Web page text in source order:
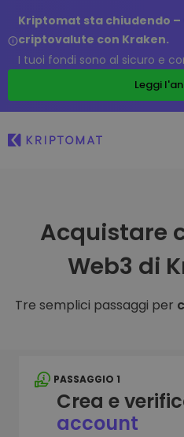
Kriptomat sta chiudendo
criptovalute con Kraken.
I tuoi fondi sono al sicuro e
Leggi
Acquistare
Web3 di
Tre semplici passaggi per
PASSAGGIO 1
Crea e
account